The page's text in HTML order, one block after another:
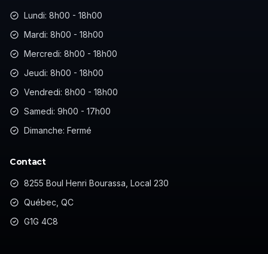
Lundi: 8h00 - 18h00
Mardi: 8h00 - 18h00
Mercredi: 8h00 - 18h00
Jeudi: 8h00 - 18h00
Vendredi: 8h00 - 18h00
Samedi: 9h00 - 17h00
Dimanche: Fermé
Contact
8255 Boul Henri Bourassa, Local 230
Québec, QC
G1G 4C8